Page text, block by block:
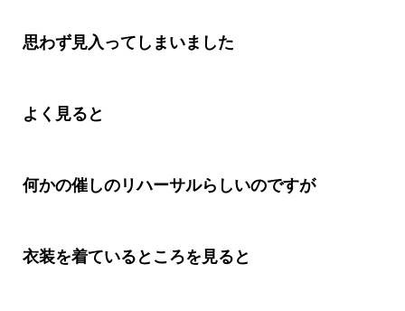
思わず見入ってしまいました
よく見ると
何かの催しのリハーサルらしいのですが
衣装を着ているところを見ると